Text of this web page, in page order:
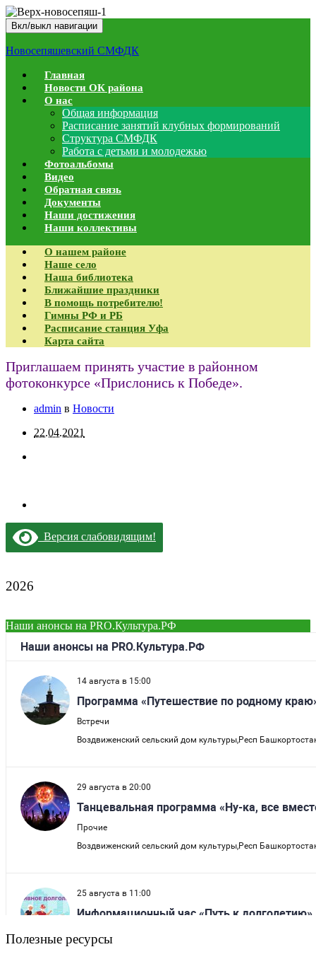
Вкл/выкл навигации
Новосепяшевский СМФДК
Главная
Новости ОК района
О нас
Общая информация
Расписание занятий клубных формирований
Структура СМФДК
Работа с детьми и молодежью
Фотоальбомы
Видео
Обратная связь
Документы
Наши достижения
Наши коллективы
О нашем районе
Наше село
Наша библиотека
Ближайшие праздники
В помощь потребителю!
Гимны РФ и РБ
Расписание станция Уфа
Карта сайта
Приглашаем принять участие в районном
фотоконкурсе «Прислонись к Победе».
admin в Новости
22.04.2021
Версия слабовидящим!
2026
Наши анонсы на PRO.Культура.РФ
Полезные ресурсы